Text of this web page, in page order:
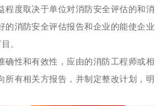
程度取决于单位对消防安全评估的和消
的消防安全评估报告和企业的能使企业
。
确性和有效性，应由的消防工程师或相
所有相关方报告，并制定整改计划，明